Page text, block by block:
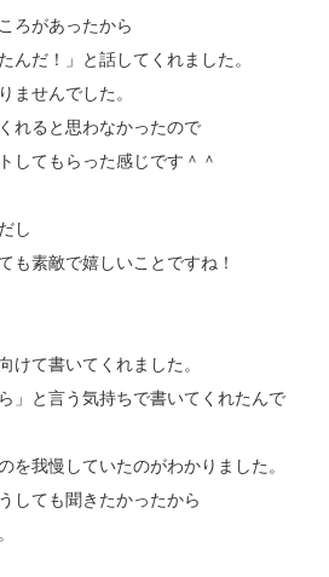
ろがあったから
んだ！」と話してくれました。
ませんでした。
れると思わなかったので
してもらった感じです＾＾
し
も素敵で嬉しいことですね！
けて書いてくれました。
」と言う気持ちで書いてくれたんで
を我慢していたのがわかりました。
しても聞きたかったから